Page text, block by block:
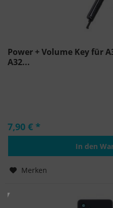
Power + Volume Key für
A32...
7,90 € *
In den
Merken